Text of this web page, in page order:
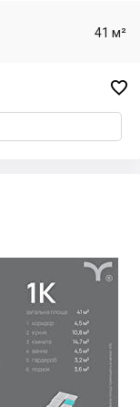
41 м²
